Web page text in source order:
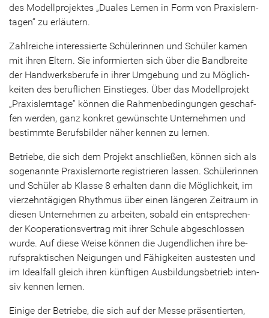
des Mo­dell­pro­jek­tes „Dua­les Ler­nen in Form von Pra­xis­lern­
ta­gen“ zu er­läu­tern.
Zahl­rei­che in­ter­es­sier­te Schü­le­rin­nen und Schü­ler kamen
mit ihren El­tern. Sie in­for­mier­ten sich über die Band­brei­te
der Hand­werks­be­ru­fe in ihrer Um­ge­bung und zu Mög­lich­
kei­ten des be­ruf­li­chen Ein­stie­ges. Über das Mo­dell­pro­jekt
„Pra­xis­lern­ta­ge“ kön­nen die Rah­men­be­din­gun­gen ge­schaf­
fen wer­den, ganz kon­kret ge­wünsch­te Un­ter­neh­men und
be­stimm­te Be­rufs­bil­der näher ken­nen zu ler­nen.
Be­trie­be, die sich dem Pro­jekt an­schlie­ßen, kön­nen sich als
so­ge­nann­te Pra­xis­lern­or­te re­gis­trie­ren las­sen. Schü­le­rin­nen
und Schü­ler ab Klas­se 8 er­hal­ten dann die Mög­lich­keit, im
vier­zehn­tä­gi­gen Rhyth­mus über einen län­ge­ren Zeit­raum in
die­sen Un­ter­neh­men zu ar­bei­ten, so­bald ein ent­spre­chen­
der Ko­ope­ra­ti­ons­ver­trag mit ihrer Schu­le ab­ge­schlos­sen
wurde. Auf diese Weise kön­nen die Ju­gend­li­chen ihre be­
rufs­prak­ti­schen Nei­gun­gen und Fä­hig­kei­ten aus­tes­ten und
im Ide­al­fall gleich ihren künf­ti­gen Aus­bil­dungs­be­trieb in­ten­
siv ken­nen ler­nen.
Ei­ni­ge der Be­trie­be, die sich auf der Messe prä­sen­tier­ten,